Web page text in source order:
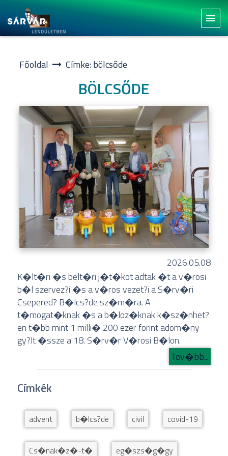
menu
Főoldal Címke: bölcsőde
BÖLCSŐDE
2026.05.08
K�lt�ri �s belt�ri j�t�kot adtak �t a v�rosi
b�l szervez?i �s a v�ros vezet?i a S�rv�ri
Csepered? B�lcs?de sz�m�ra. A
t�mogat�knak �s a b�loz�knak k�sz�nhet?
en t�bb mint 1 milli� 200 ezer forint adom�ny
gy?lt �ssze a 18. S�rv�r V�rosi B�lon.
Tov�bb...
Címkék
advent b�lcs?de civil covid-19
Cs�nak�z�-t� eg�szs�g�gy